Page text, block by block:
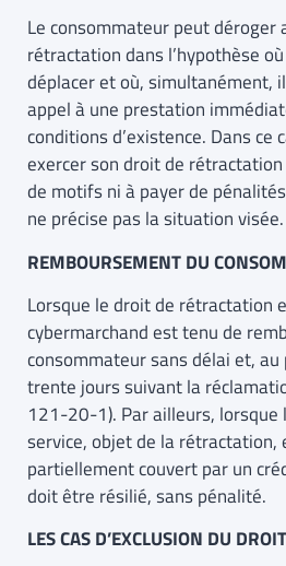
Le consommateur peut déroger
rétractation dans l’hypothèse
déplacer et où, simultanément,
appel à une prestation
conditions d’existence. Dans ce
exercer son droit de
de motifs ni à payer de
ne précise pas la situation visée.
REMBOURSEMENT DU
Lorsque le droit de rétractation
cybermarchand est tenu de
consommateur sans délai et,
trente jours suivant la
121-20-1). Par ailleurs, lorsque
service, objet de la
partiellement couvert par un
doit être résilié, sans pénalité.
LES CAS D’EXCLUSION DU